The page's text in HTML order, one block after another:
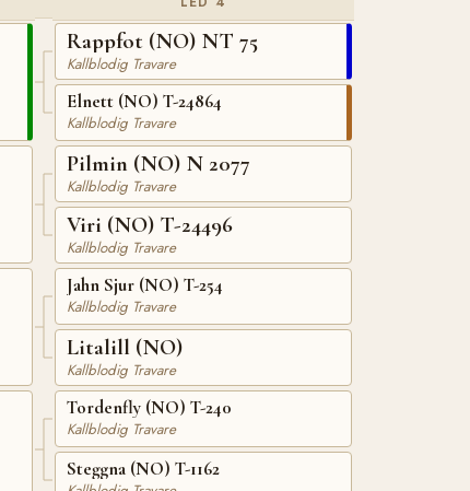
Rappfot (NO) NT 75
Kallblodig Travare
Elnett (NO) T-24864
Kallblodig Travare
Pilmin (NO) N 2077
Kallblodig Travare
Viri (NO) T-24496
Kallblodig Travare
Jahn Sjur (NO) T-254
Kallblodig Travare
Litalill (NO)
Kallblodig Travare
Tordenfly (NO) T-240
Kallblodig Travare
Steggna (NO) T-1162